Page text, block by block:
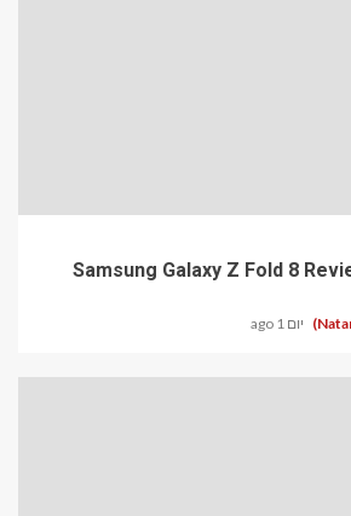
Samsung Galaxy Z Fold 8
יום 1 ago